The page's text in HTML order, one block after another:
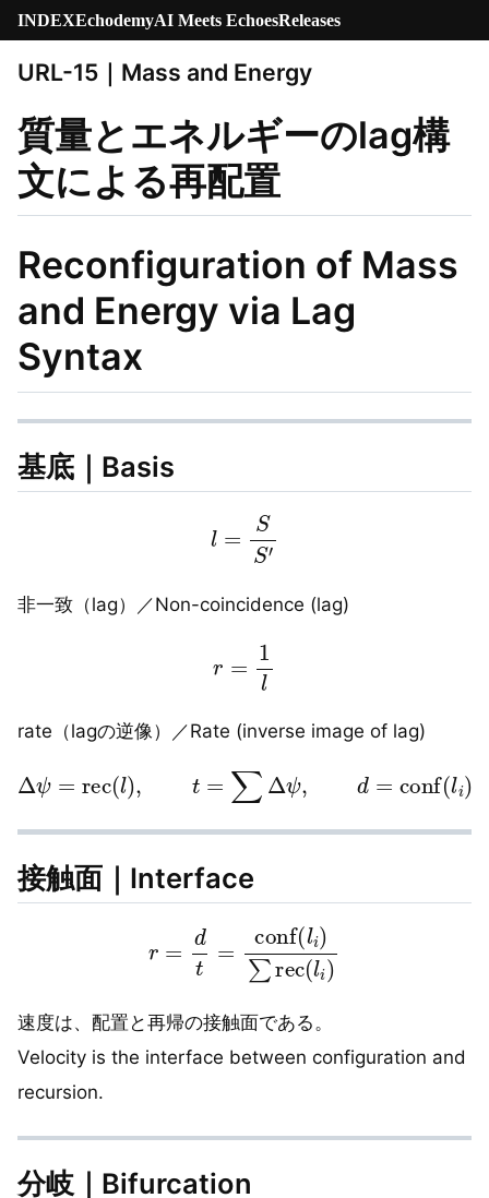
INDEXEchodemyAI Meets EchoesReleases
URL-15｜Mass and Energy
質量とエネルギーのlag構
文による再配置
Reconfiguration of Mass
and Energy via Lag
Syntax
基底｜Basis
S′
非一致（lag）／Non-coincidence (lag)
l
rate（lagの逆像）／Rate (inverse image of lag)
ψ= ) =∑Δψ, d (
接触面｜Interface
conf li )∑rec(
速度は、配置と再帰の接触面である。
Velocity is the interface between configuration and
recursion.
分岐｜Bifurcation